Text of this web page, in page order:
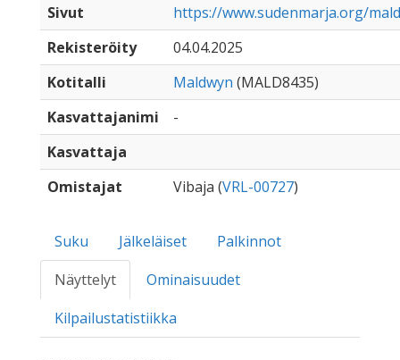
Sivut
https://www.sudenmarja.org/
Rekisteröity
04.04.2025
Kotitalli
Maldwyn (MALD8435)
Kasvattajanimi
-
Kasvattaja
Omistajat
Vibaja (VRL-00727)
Suku Jälkeläiset
Palkinnot
Näyttelyt
Ominaisuudet
Kilpailustatistiikka